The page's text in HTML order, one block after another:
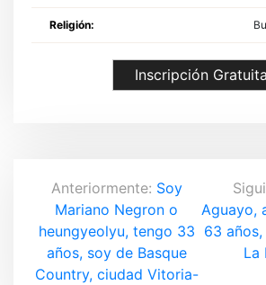
Religión:
Inscripción Gratuita
N
a
v
Anteriormente: Soy
Mariano Negron o
heungyeolyu, tengo 33
años, soy de Basque
Country, ciudad Vitoria-
Aguayo,
63
La